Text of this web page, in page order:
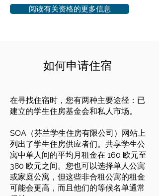
阅读有关资格的更多信息
如何申请住宿
在寻找住宿时，您有两种主要途径：已
建立的学生住房基金会和私人市场。
SOA（芬兰学生住房有限公司）网站上
列出了学生住房供应者们。共享学生公
寓中单人间的平均月租金在 160 欧元至
380 欧元之间。您也可以选择单人公寓
或家庭公寓，但这些非合租公寓的租金
可能会更高，而且他们的等候名单通常